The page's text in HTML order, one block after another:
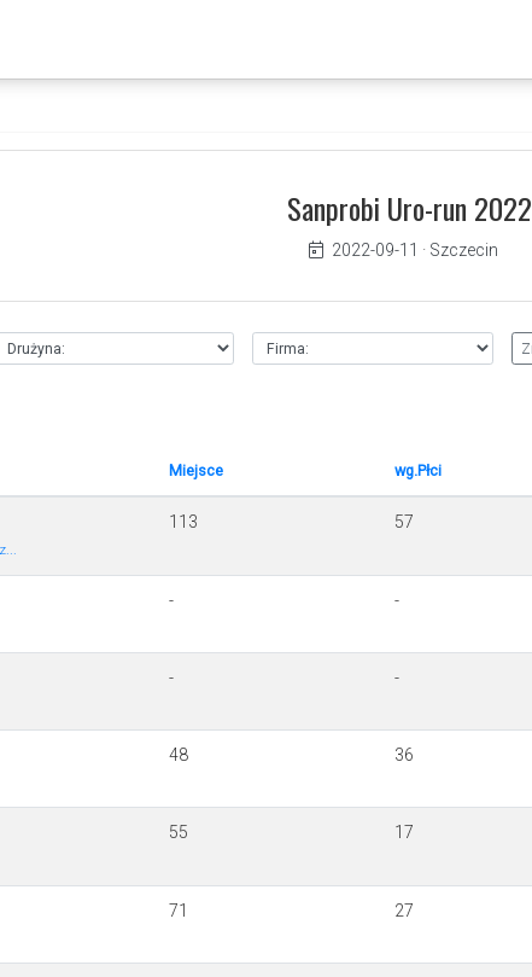
Sanprobi Uro-run 2022
2022-09-11 · Szczecin
Miejsce wg.Płci
113 57
- -
- -
48 36
55 17
71 27